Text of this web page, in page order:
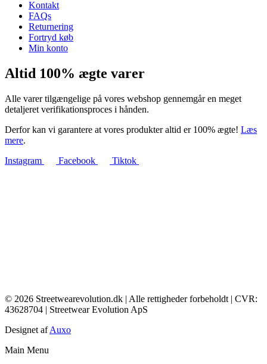
Kontakt
FAQs
Returnering
Fortryd køb
Min konto
Altid 100% ægte varer
Alle varer tilgængelige på vores webshop gennemgår en meget
detaljeret verifikationsproces i hånden.
Derfor kan vi garantere at vores produkter altid er 100% ægte! Læs
mere.
Instagram
Facebook Tiktok
© 2026 Streetwearevolution.dk | Alle rettigheder forbeholdt | CVR:
43628704 | Streetwear Evolution ApS
Designet afAuxo
Main Menu